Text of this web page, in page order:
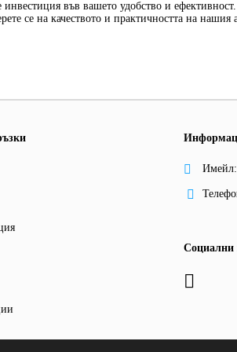
във вашето удобство и
се на качеството и практичността на
Имейл:
Социални